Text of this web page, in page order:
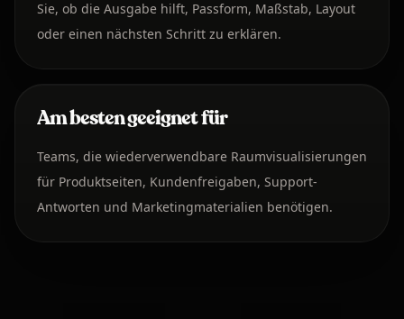
Sie, ob die Ausgabe hilft, Passform, Maßstab, Layout
oder einen nächsten Schritt zu erklären.
Am besten geeignet für
Teams, die wiederverwendbare Raumvisualisierungen
für Produktseiten, Kundenfreigaben, Support-
Antworten und Marketingmaterialien benötigen.